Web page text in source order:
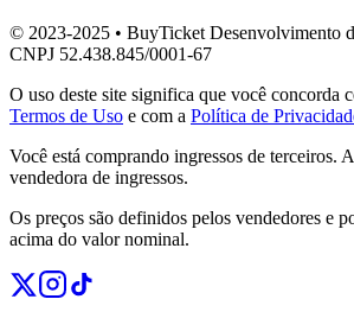
© 2023-2025 • BuyTicket Desenvolvimento
CNPJ 52.438.845/0001-67
O uso deste site significa que você concorda
Termos de Uso e com a Política de
Você está comprando ingressos de terceiros.
vendedora de ingressos.
Os preços são definidos pelos vendedores e
acima do valor nominal.